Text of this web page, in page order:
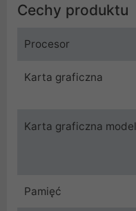
Cechy produktu
Procesor
Karta graficzna
Karta graficzna model
Pamięć